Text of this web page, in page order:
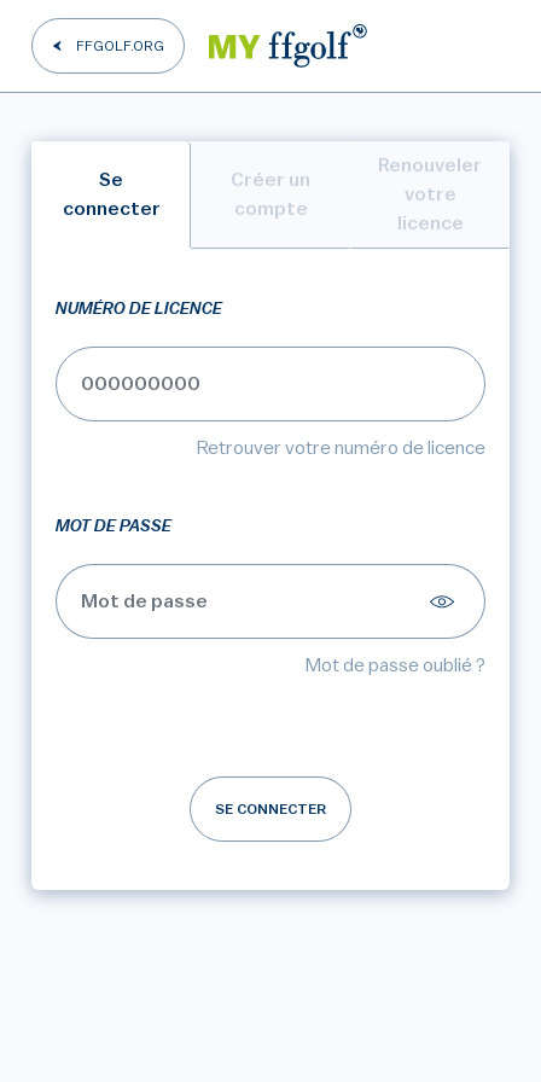
FFGOLF.ORG
Se
connecter
Créer un
compte
Renouveler
votre
licence
NUMÉRO DE LICENCE
Retrouver votre numéro de licence
MOT DE PASSE
Mot de passe oublié ?
SE CONNECTER